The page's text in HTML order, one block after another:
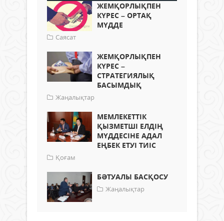
ЖЕМҚОРЛЫҚПЕН
КҮРЕС – ОРТАҚ
МҮДДЕ
Саясат
ЖЕМҚОРЛЫҚПЕН
КҮРЕС –
СТРАТЕГИЯЛЫҚ
БАСЫМДЫҚ
Жаңалықтар
МЕМЛЕКЕТТІК
ҚЫЗМЕТШІ ЕЛДІҢ
МҮДДЕСІНЕ АДАЛ
ЕҢБЕК ЕТУІ ТИІС
Қоғам
БӘТУАЛЫ БАСҚОСУ
Жаңалықтар